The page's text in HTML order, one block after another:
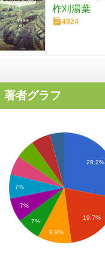
柞刈湯葉
4924
著者グラフ
28.2%
19.7%
7%
7%
7%
9.9%